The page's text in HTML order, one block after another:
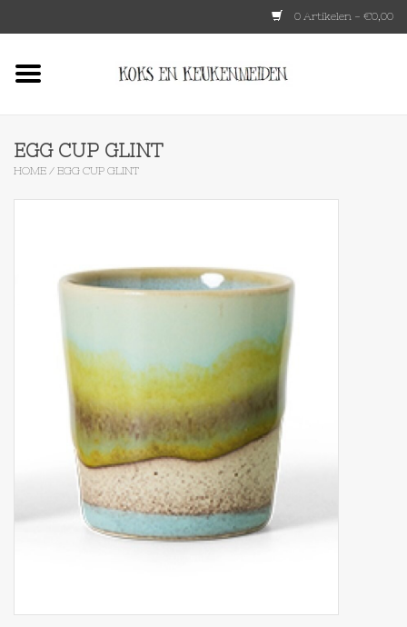
0 Artikelen - €0,00
Lenta Living
EGG CUP GLINT
HOME / EGG CUP GLINT